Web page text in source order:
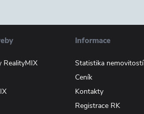
RealityMIX
Informace
Statistika nemovitostí
Ceník
Kontakty
Registrace RK